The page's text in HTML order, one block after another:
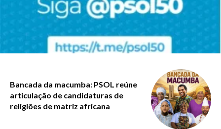
Bancada da macumba: PSOL reúne
articulação de candidaturas de
religiões de matriz africana